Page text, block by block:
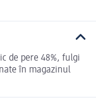
de pere 48%, fulgi
în magazinul